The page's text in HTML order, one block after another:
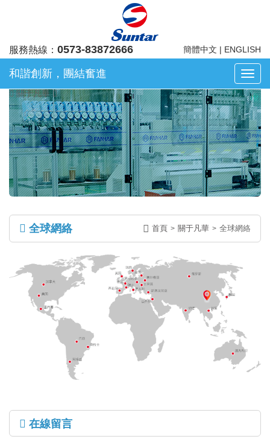
簡體中文 | ENGLISH
服務熱線： 0573-83872666
浙
江
凡
華
電
子
股
份
有
公
司
和諧創新，團結奮進
關于凡華
全球網絡 首頁 > 關于凡華 > 全球網絡
在線留言